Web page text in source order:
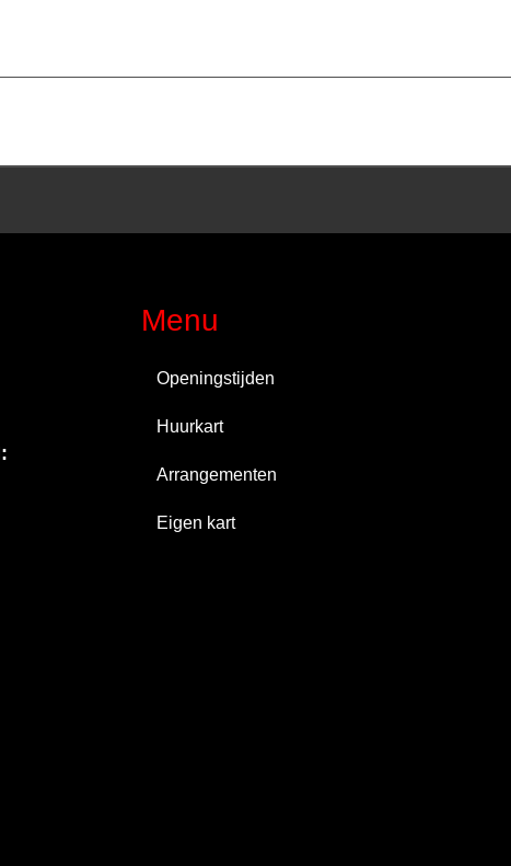
Menu
Openingstijden
Huurkart
Arrangementen
Eigen kart